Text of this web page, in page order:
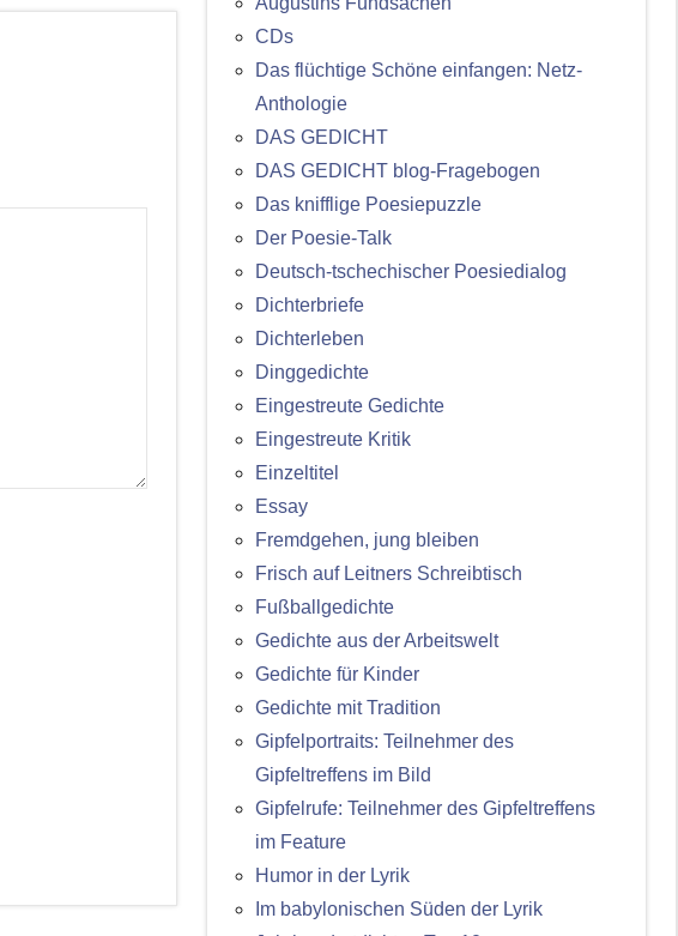
CDs
Das flüchtige Schöne einfangen: Netz-
Anthologie
DAS GEDICHT
DAS GEDICHT blog-Fragebogen
Das knifflige Poesiepuzzle
Der Poesie-Talk
Deutsch-tschechischer Poesiedialog
Dichterbriefe
Dichterleben
Dinggedichte
Eingestreute Gedichte
Eingestreute Kritik
Einzeltitel
Essay
Fremdgehen, jung bleiben
Frisch auf Leitners Schreibtisch
Fußballgedichte
Gedichte aus der Arbeitswelt
Gedichte für Kinder
Gedichte mit Tradition
Gipfelportraits: Teilnehmer des
Gipfeltreffens im Bild
Gipfelrufe: Teilnehmer des Gipfeltreffens
im Feature
Humor in der Lyrik
Im babylonischen Süden der Lyrik